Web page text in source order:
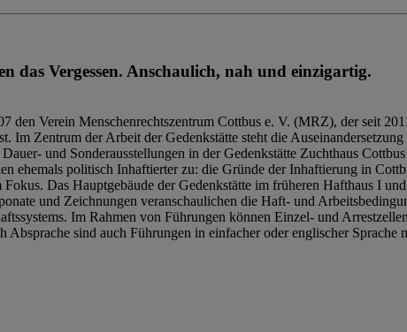
das Vergessen. Anschaulich, nah und einzigartig.
Verein Menschenrechtszentrum Cottbus e. V. (MRZ), der seit
Im Zentrum der Arbeit der Gedenkstätte steht die
und Sonderausstellungen in der Gedenkstätte Zuchthaus
ehemals politisch Inhaftierter zu: die Gründe der Inhaftierung in
Das Hauptgebäude der Gedenkstätte im früheren Hafthaus I
und Zeichnungen veranschaulichen die Haft- und
Im Rahmen von Führungen können Einzel- und
sind auch Führungen in einfacher oder englischer Sprache